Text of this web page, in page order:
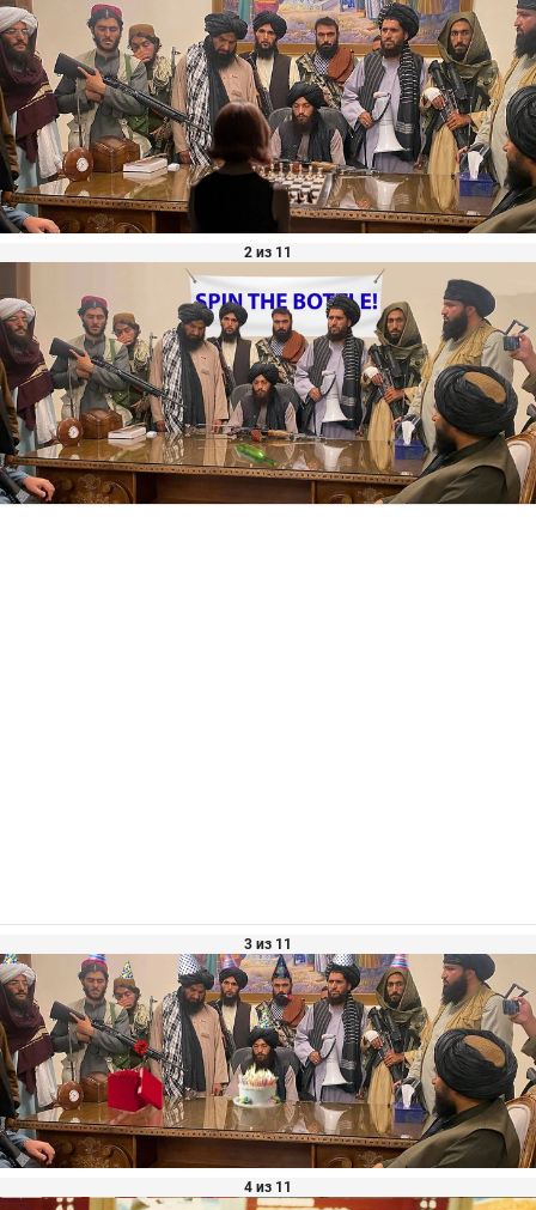
2 из 11
3 из 11
4 из 11